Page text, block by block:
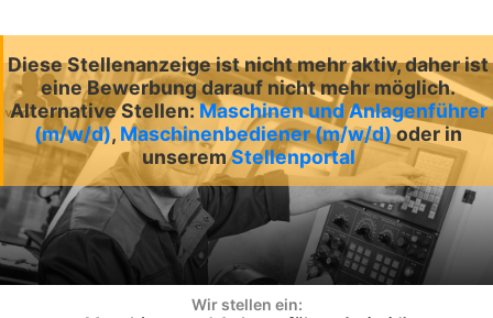
Diese Stellenanzeige ist nicht mehr aktiv, daher ist
eine Bewerbung darauf nicht mehr möglich.
Alternative Stellen: Maschinen und Anlagenführer
(m/w/d), Maschinenbediener (m/w/d)oder in
unseremStellenportal
Wir stellen ein: